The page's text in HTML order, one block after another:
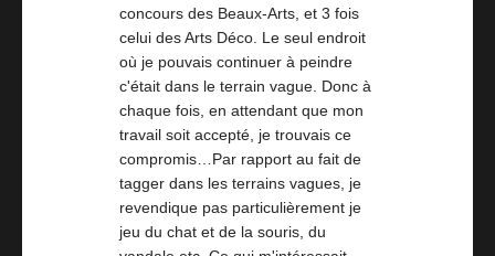
concours des Beaux-Arts, et 3 fois
celui des Arts Déco. Le seul endroit
où je pouvais continuer à peindre
c'était dans le terrain vague. Donc à
chaque fois, en attendant que mon
travail soit accepté, je trouvais ce
compromis…Par rapport au fait de
tagger dans les terrains vagues, je
revendique pas particulièrement je
jeu du chat et de la souris, du